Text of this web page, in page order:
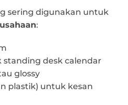
sering digunakan untuk
:
desk calendar
glossy
plastik) untuk kesan